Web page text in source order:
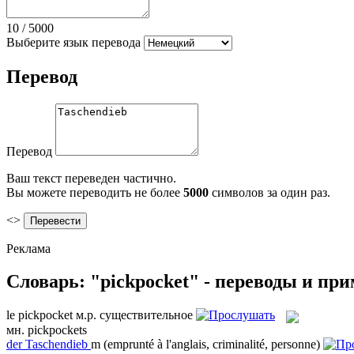
10 / 5000
Выберите язык перевода
Перевод
Перевод
Ваш текст переведен частично.
Вы можете переводить не более 5000 символов за один раз.
<>
Реклама
Словарь: "pickpocket" - переводы и
le pickpocket м.р. существительное
мн. pickpockets
derTaschendieb m (emprunté à l'anglais, criminalité, personne)